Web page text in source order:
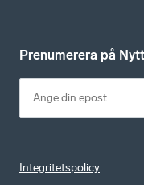
Prenumerera på
Integritetspolicy